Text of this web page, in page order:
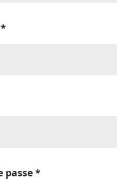
*
passe*